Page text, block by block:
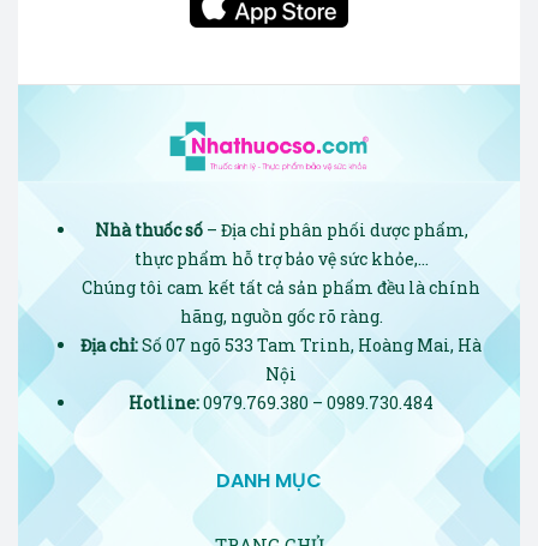
Nhà thuốc số– Địa chỉ phân phối dược phẩm,
thực phẩm hỗ trợ bảo vệ sức khỏe,…
Chúng tôi cam kết tất cả sản phẩm đều là chính
hãng, nguồn gốc rõ ràng.
Địa chỉ:Số 07 ngõ 533 Tam Trinh, Hoàng Mai, Hà
Nội
Hotline:0979.769.380 – 0989.730.484
DANH MỤC